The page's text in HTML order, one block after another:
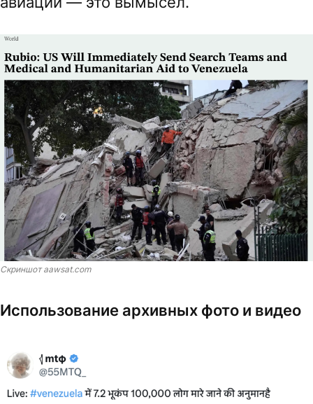
Скриншот aawsat.com
Использование архивных фото и видео